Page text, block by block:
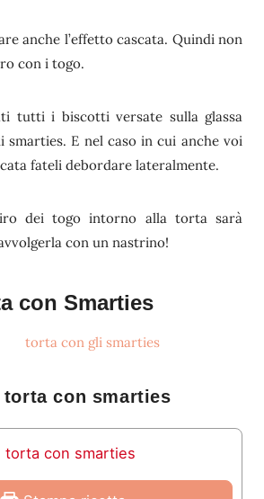
anche l’effetto cascata. Quindi non
con i togo.
tutti i biscotti versate sulla glassa
smarties. E nel caso in cui anche voi
fateli debordare lateralmente.
dei togo intorno alla torta sarà
con un nastrino!
con Smarties
torta con smarties